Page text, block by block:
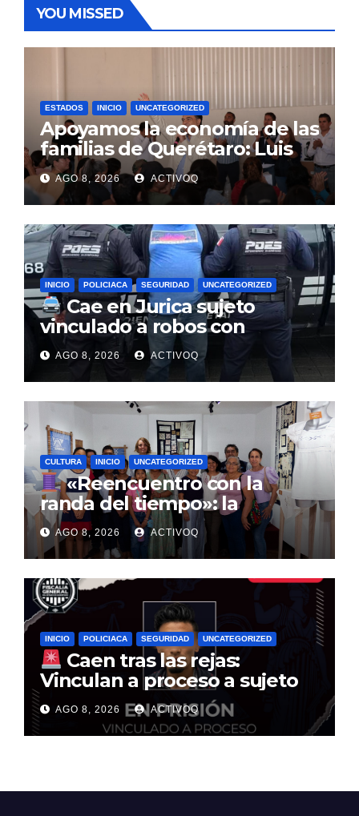
YOU MISSED
ESTADOS INICIO UNCATEGORIZED
Apoyamos la economía de las
familias de Querétaro: Luis
Nava
AGO 8, 2026 ACTIVOQ
INICIO POLICIACA SEGURIDAD UNCATEGORIZED
Cae en Jurica sujeto
vinculado a robos con
violencia en negocios de
Querétaro y Guanajuato
AGO 8, 2026 ACTIVOQ
CULTURA INICIO UNCATEGORIZED
«Reencuentro con la
randa del tiempo»: la
tradición textil que entrelaza
la historia de la Sierra Gorda
AGO 8, 2026 ACTIVOQ
INICIO POLICIACA SEGURIDAD UNCATEGORIZED
Caen tras las rejas:
Vinculan a proceso a sujeto
por multimillonario atraco en
Santa Rosa Jáuregui
AGO 8, 2026 ACTIVOQ